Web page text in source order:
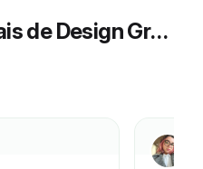
Outros profissionais de Design Gráfico